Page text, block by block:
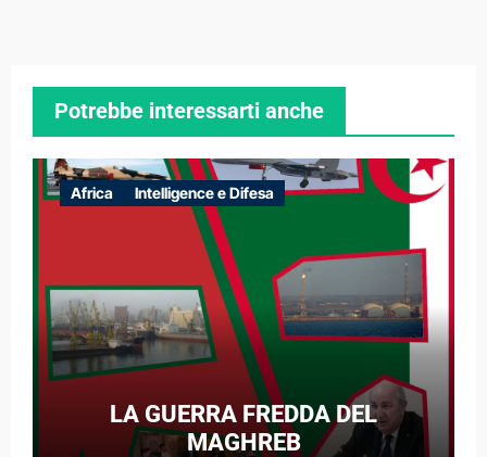
Potrebbe interessarti anche
Africa Intelligence e Difesa
LA GUERRA FREDDA DEL
MAGHREB